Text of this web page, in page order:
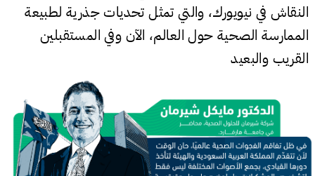
النقاش في نيويورك، والتي تمثل تحديات جذرية لطبيعة
الممارسة الصحية حول العالم، الآن وفي المستقبلين
القريب والبعيد